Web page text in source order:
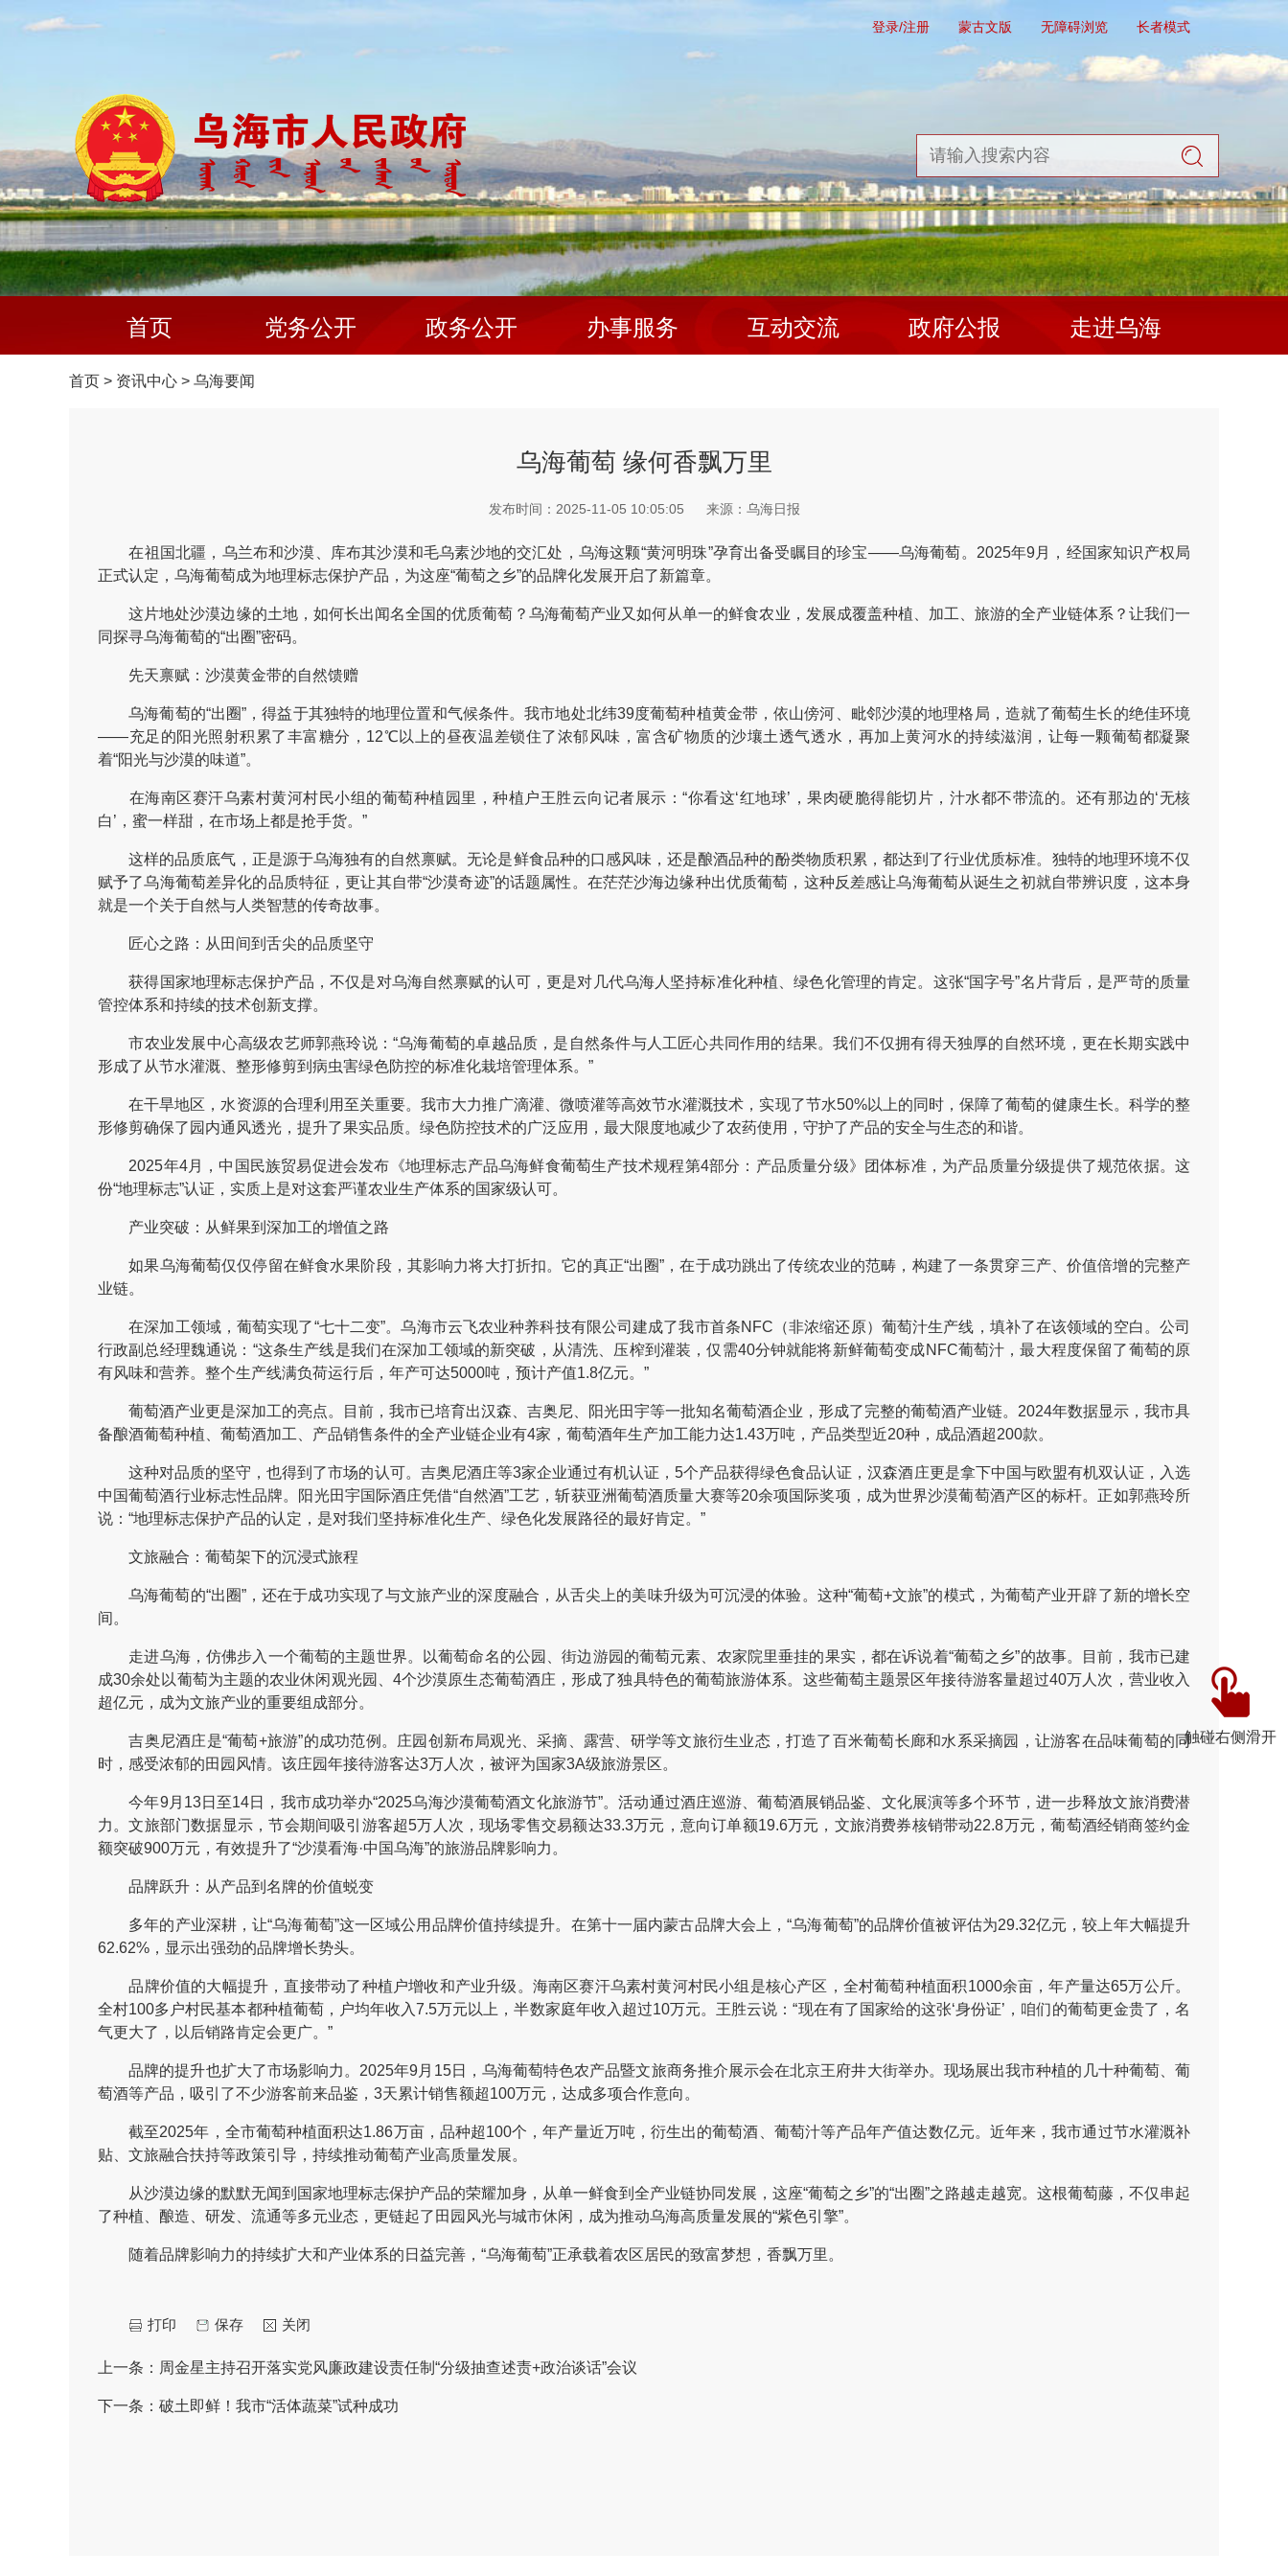
登录/注册 蒙古文版 无障碍浏览 长者模式
首页 党务公开 政务公开 办事服务 互动交流 政府公报 走进乌海
触碰右侧滑开
首页 > 资讯中心 > 乌海要闻
乌海葡萄 缘何香飘万里
发布时间：2025-11-05 10:05:05 来源：乌海日报
在祖国北疆，乌兰布和沙漠、库布其沙漠和毛乌素沙地的交汇处，乌海这颗“黄河明珠”孕育出备受瞩目的珍宝——乌海葡萄。2025年9月，经国家知识产权局
正式认定，乌海葡萄成为地理标志保护产品，为这座“葡萄之乡”的品牌化发展开启了新篇章。
这片地处沙漠边缘的土地，如何长出闻名全国的优质葡萄？乌海葡萄产业又如何从单一的鲜食农业，发展成覆盖种植、加工、旅游的全产业链体系？让我们一
同探寻乌海葡萄的“出圈”密码。
先天禀赋：沙漠黄金带的自然馈赠
乌海葡萄的“出圈”，得益于其独特的地理位置和气候条件。我市地处北纬39度葡萄种植黄金带，依山傍河、毗邻沙漠的地理格局，造就了葡萄生长的绝佳环境
——充足的阳光照射积累了丰富糖分，12℃以上的昼夜温差锁住了浓郁风味，富含矿物质的沙壤土透气透水，再加上黄河水的持续滋润，让每一颗葡萄都凝聚
着“阳光与沙漠的味道”。
在海南区赛汗乌素村黄河村民小组的葡萄种植园里，种植户王胜云向记者展示：“你看这‘红地球’，果肉硬脆得能切片，汁水都不带流的。还有那边的‘无核
白’，蜜一样甜，在市场上都是抢手货。”
这样的品质底气，正是源于乌海独有的自然禀赋。无论是鲜食品种的口感风味，还是酿酒品种的酚类物质积累，都达到了行业优质标准。独特的地理环境不仅
赋予了乌海葡萄差异化的品质特征，更让其自带“沙漠奇迹”的话题属性。在茫茫沙海边缘种出优质葡萄，这种反差感让乌海葡萄从诞生之初就自带辨识度，这本身
就是一个关于自然与人类智慧的传奇故事。
匠心之路：从田间到舌尖的品质坚守
获得国家地理标志保护产品，不仅是对乌海自然禀赋的认可，更是对几代乌海人坚持标准化种植、绿色化管理的肯定。这张“国字号”名片背后，是严苛的质量
管控体系和持续的技术创新支撑。
市农业发展中心高级农艺师郭燕玲说：“乌海葡萄的卓越品质，是自然条件与人工匠心共同作用的结果。我们不仅拥有得天独厚的自然环境，更在长期实践中
形成了从节水灌溉、整形修剪到病虫害绿色防控的标准化栽培管理体系。”
在干旱地区，水资源的合理利用至关重要。我市大力推广滴灌、微喷灌等高效节水灌溉技术，实现了节水50%以上的同时，保障了葡萄的健康生长。科学的整
形修剪确保了园内通风透光，提升了果实品质。绿色防控技术的广泛应用，最大限度地减少了农药使用，守护了产品的安全与生态的和谐。
2025年4月，中国民族贸易促进会发布《地理标志产品乌海鲜食葡萄生产技术规程第4部分：产品质量分级》团体标准，为产品质量分级提供了规范依据。这
份“地理标志”认证，实质上是对这套严谨农业生产体系的国家级认可。
产业突破：从鲜果到深加工的增值之路
如果乌海葡萄仅仅停留在鲜食水果阶段，其影响力将大打折扣。它的真正“出圈”，在于成功跳出了传统农业的范畴，构建了一条贯穿三产、价值倍增的完整产
业链。
在深加工领域，葡萄实现了“七十二变”。乌海市云飞农业种养科技有限公司建成了我市首条NFC（非浓缩还原）葡萄汁生产线，填补了在该领域的空白。公司
行政副总经理魏通说：“这条生产线是我们在深加工领域的新突破，从清洗、压榨到灌装，仅需40分钟就能将新鲜葡萄变成NFC葡萄汁，最大程度保留了葡萄的原
有风味和营养。整个生产线满负荷运行后，年产可达5000吨，预计产值1.8亿元。”
葡萄酒产业更是深加工的亮点。目前，我市已培育出汉森、吉奥尼、阳光田宇等一批知名葡萄酒企业，形成了完整的葡萄酒产业链。2024年数据显示，我市具
备酿酒葡萄种植、葡萄酒加工、产品销售条件的全产业链企业有4家，葡萄酒年生产加工能力达1.43万吨，产品类型近20种，成品酒超200款。
这种对品质的坚守，也得到了市场的认可。吉奥尼酒庄等3家企业通过有机认证，5个产品获得绿色食品认证，汉森酒庄更是拿下中国与欧盟有机双认证，入选
中国葡萄酒行业标志性品牌。阳光田宇国际酒庄凭借“自然酒”工艺，斩获亚洲葡萄酒质量大赛等20余项国际奖项，成为世界沙漠葡萄酒产区的标杆。正如郭燕玲所
说：“地理标志保护产品的认定，是对我们坚持标准化生产、绿色化发展路径的最好肯定。”
文旅融合：葡萄架下的沉浸式旅程
乌海葡萄的“出圈”，还在于成功实现了与文旅产业的深度融合，从舌尖上的美味升级为可沉浸的体验。这种“葡萄+文旅”的模式，为葡萄产业开辟了新的增长空
间。
走进乌海，仿佛步入一个葡萄的主题世界。以葡萄命名的公园、街边游园的葡萄元素、农家院里垂挂的果实，都在诉说着“葡萄之乡”的故事。目前，我市已建
成30余处以葡萄为主题的农业休闲观光园、4个沙漠原生态葡萄酒庄，形成了独具特色的葡萄旅游体系。这些葡萄主题景区年接待游客量超过40万人次，营业收入
超亿元，成为文旅产业的重要组成部分。
吉奥尼酒庄是“葡萄+旅游”的成功范例。庄园创新布局观光、采摘、露营、研学等文旅衍生业态，打造了百米葡萄长廊和水系采摘园，让游客在品味葡萄的同
时，感受浓郁的田园风情。该庄园年接待游客达3万人次，被评为国家3A级旅游景区。
今年9月13日至14日，我市成功举办“2025乌海沙漠葡萄酒文化旅游节”。活动通过酒庄巡游、葡萄酒展销品鉴、文化展演等多个环节，进一步释放文旅消费潜
力。文旅部门数据显示，节会期间吸引游客超5万人次，现场零售交易额达33.3万元，意向订单额19.6万元，文旅消费券核销带动22.8万元，葡萄酒经销商签约金
额突破900万元，有效提升了“沙漠看海·中国乌海”的旅游品牌影响力。
品牌跃升：从产品到名牌的价值蜕变
多年的产业深耕，让“乌海葡萄”这一区域公用品牌价值持续提升。在第十一届内蒙古品牌大会上，“乌海葡萄”的品牌价值被评估为29.32亿元，较上年大幅提升
62.62%，显示出强劲的品牌增长势头。
品牌价值的大幅提升，直接带动了种植户增收和产业升级。海南区赛汗乌素村黄河村民小组是核心产区，全村葡萄种植面积1000余亩，年产量达65万公斤。
全村100多户村民基本都种植葡萄，户均年收入7.5万元以上，半数家庭年收入超过10万元。王胜云说：“现在有了国家给的这张‘身份证’，咱们的葡萄更金贵了，名
气更大了，以后销路肯定会更广。”
品牌的提升也扩大了市场影响力。2025年9月15日，乌海葡萄特色农产品暨文旅商务推介展示会在北京王府井大街举办。现场展出我市种植的几十种葡萄、葡
萄酒等产品，吸引了不少游客前来品鉴，3天累计销售额超100万元，达成多项合作意向。
截至2025年，全市葡萄种植面积达1.86万亩，品种超100个，年产量近万吨，衍生出的葡萄酒、葡萄汁等产品年产值达数亿元。近年来，我市通过节水灌溉补
贴、文旅融合扶持等政策引导，持续推动葡萄产业高质量发展。
从沙漠边缘的默默无闻到国家地理标志保护产品的荣耀加身，从单一鲜食到全产业链协同发展，这座“葡萄之乡”的“出圈”之路越走越宽。这根葡萄藤，不仅串起
了种植、酿造、研发、流通等多元业态，更链起了田园风光与城市休闲，成为推动乌海高质量发展的“紫色引擎”。
随着品牌影响力的持续扩大和产业体系的日益完善，“乌海葡萄”正承载着农区居民的致富梦想，香飘万里。
关闭
保存
打印
上一条： 周金星主持召开落实党风廉政建设责任制“分级抽查述责+政治谈话”会议
下一条： 破土即鲜！我市“活体蔬菜”试种成功